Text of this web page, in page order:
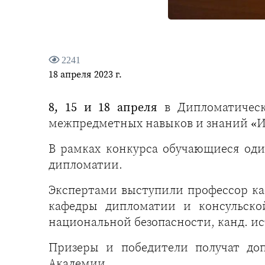
2241
18 апреля 2023 г.
8, 15 и 18 апреля в
межпредметных навыков и знаний
В рамках конкурса обучающиеся
дипломатии.
Экспертами выступили профессор
кафедры дипломатии и
национальной безопасности, канд.
Призеры и победители получат